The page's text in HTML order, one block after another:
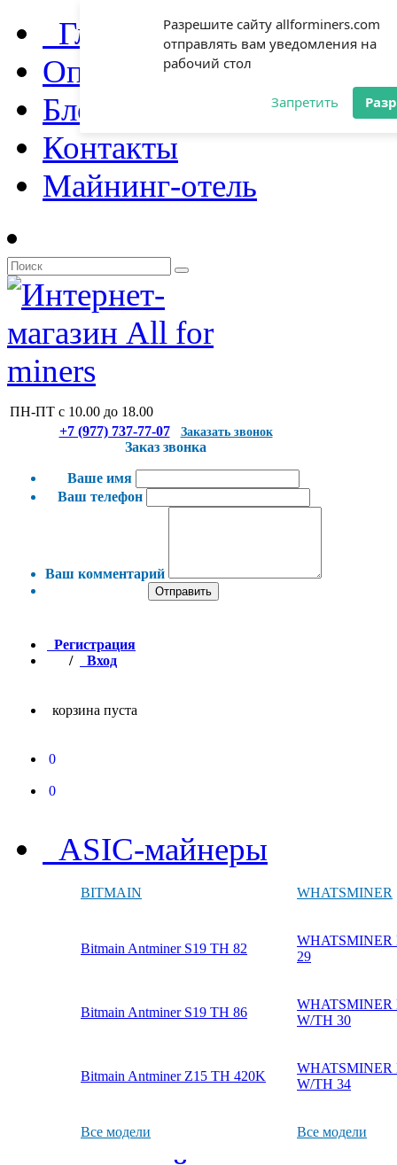
Разрешите сайту allforminers.com
отправлять вам уведомления на
рабочий стол
Запретить
Главная
Оплата и доставка
Блог
Контакты
Майнинг-отель
ПН-ПТ с 10.00 до 18.00
+7 (977) 737-77-07
Заказать звонок
Заказ звонка
Ваше имя
Ваш телефон
Ваш комментарий
Отправить
Регистрация
/
Вход
корзина пуста
0
0
ASIC-майнеры
BITMAIN WHATSMINER
Bitmain Antminer S19 TH 82
WHATSMINER
29
Bitmain Antminer S19 TH 86
WHATSMINER
W/TH 30
Bitmain Antminer Z15 TH 420K
WHATSMINER
W/TH 34
Все модели Все модели